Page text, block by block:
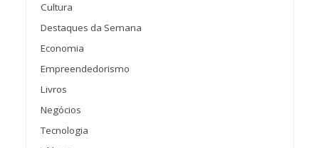
Cultura
Destaques da Semana
Economia
Empreendedorismo
Livros
Negócios
Tecnologia